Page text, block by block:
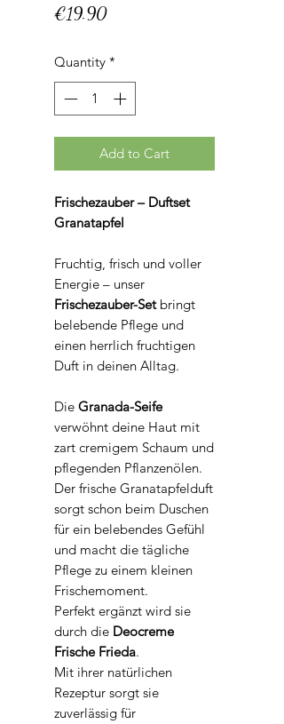
€19.90Price
Quantity *
Add to Cart
Frischezauber – Duftset
Granatapfel
Fruchtig, frisch und voller
Energie – unser
Frischezauber-Setbringt
belebende Pflege und
einen herrlich fruchtigen
Duft in deinen Alltag.
Die Granada-Seife
verwöhnt deine Haut mit
zart cremigem Schaum und
pflegenden Pflanzenölen.
Der frische Granatapfelduft
sorgt schon beim Duschen
für ein belebendes Gefühl
und macht die tägliche
Pflege zu einem kleinen
Frischemoment.
Perfekt ergänzt wird sie
durch die Deocreme
Frische Frieda.
Mit ihrer natürlichen
Rezeptur sorgt sie
zuverlässig für